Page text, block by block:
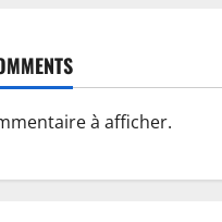
à afficher.